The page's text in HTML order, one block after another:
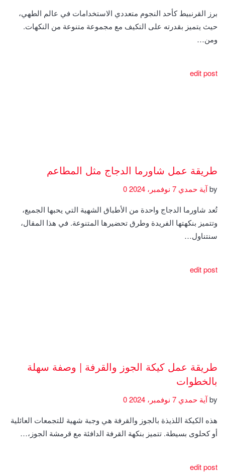
برز القرنبيط كأحد النجوم متعددي الاستخدامات في عالم الطهي،
حيث يتميز بقدرته على التكيف مع مجموعة متنوعة من النكهات.
ومن…
edit post
طريقة عمل شاورما الدجاج مثل المطاعم
byآية حمدي
تُعد شاورما الدجاج واحدة من الأطباق الشهية التي يحبها الجميع،
وتتميز بنكهتها الفريدة وطرق تحضيرها المتنوعة. في هذا المقال،
سنتناول…
edit post
طريقة عمل كيكة الجوز والقرفة | وصفة سهلة
بالخطوات
byآية حمدي
هذه الكيكة اللذيذة بالجوز والقرفة هي وجبة شهية للتجمعات العائلية
أو كحلوى بسيطة. تتميز بنكهة القرفة الدافئة مع قرمشة الجوز،…
edit post